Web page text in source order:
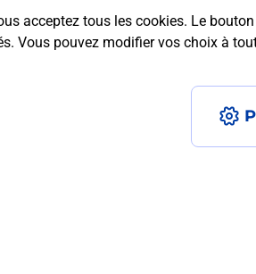
acceptez tous les cookies. Le
Vous pouvez modifier vos choix à
colis acheté en